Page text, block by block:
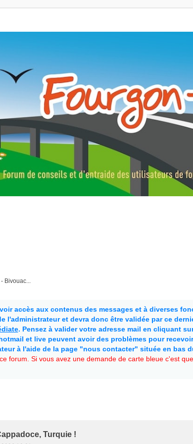
aménagés, vans et de camping-car. Partagez votre
Bivouac...
accès aux contenus des messages et à diverses
et devra donc être validée par ce
. Pensez à valider votre adresse mail en cliquant
et live peuvent avoir des problèmes pour
à l'aide de la page "nous contacter" située en bas
forum. Si vous avez une demande de carte bleue c'est
Turquie !